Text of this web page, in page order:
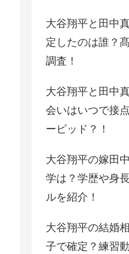
大谷翔平と田中
定したのは誰？
調査！
大谷翔平と田中
会いはいつで接
ーピッド？！
大谷翔平の嫁田
学は？学歴や身
ルを紹介！
大谷翔平の結婚
子で確定？練習